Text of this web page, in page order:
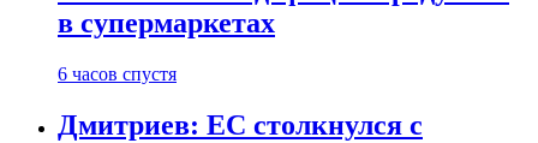
в супермаркетах
6 часов спустя
Дмитриев: ЕС столкнулся с